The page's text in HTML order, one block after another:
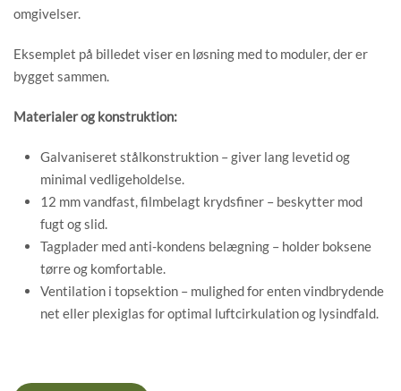
omgivelser.
Eksemplet på billedet viser en løsning med to moduler, der er
bygget sammen.
Materialer og konstruktion:
Galvaniseret stålkonstruktion – giver lang levetid og
minimal vedligeholdelse.
12 mm vandfast, filmbelagt krydsfiner – beskytter mod
fugt og slid.
Tagplader med anti-kondens belægning – holder boksene
tørre og komfortable.
Ventilation i topsektion – mulighed for enten vindbrydende
net eller plexiglas for optimal luftcirkulation og lysindfald.